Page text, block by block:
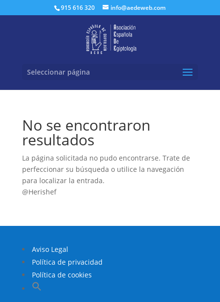
915 616 320 info@aedeweb.com
Seleccionar página
No se encontraron
resultados
La página solicitada no pudo encontrarse. Trate de
perfeccionar su búsqueda o utilice la navegación
para localizar la entrada.
@Herishef
Aviso Legal
Política de privacidad
Política de cookies
Buscar: